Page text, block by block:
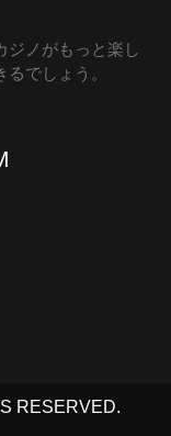
ジノがもっと楽し
でしょう。
RESERVED.